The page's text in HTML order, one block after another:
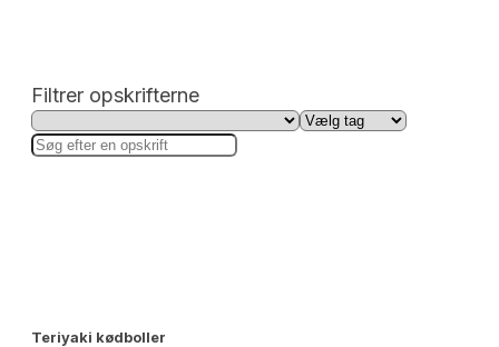
Filtrer opskrifterne
Teriyaki kødboller